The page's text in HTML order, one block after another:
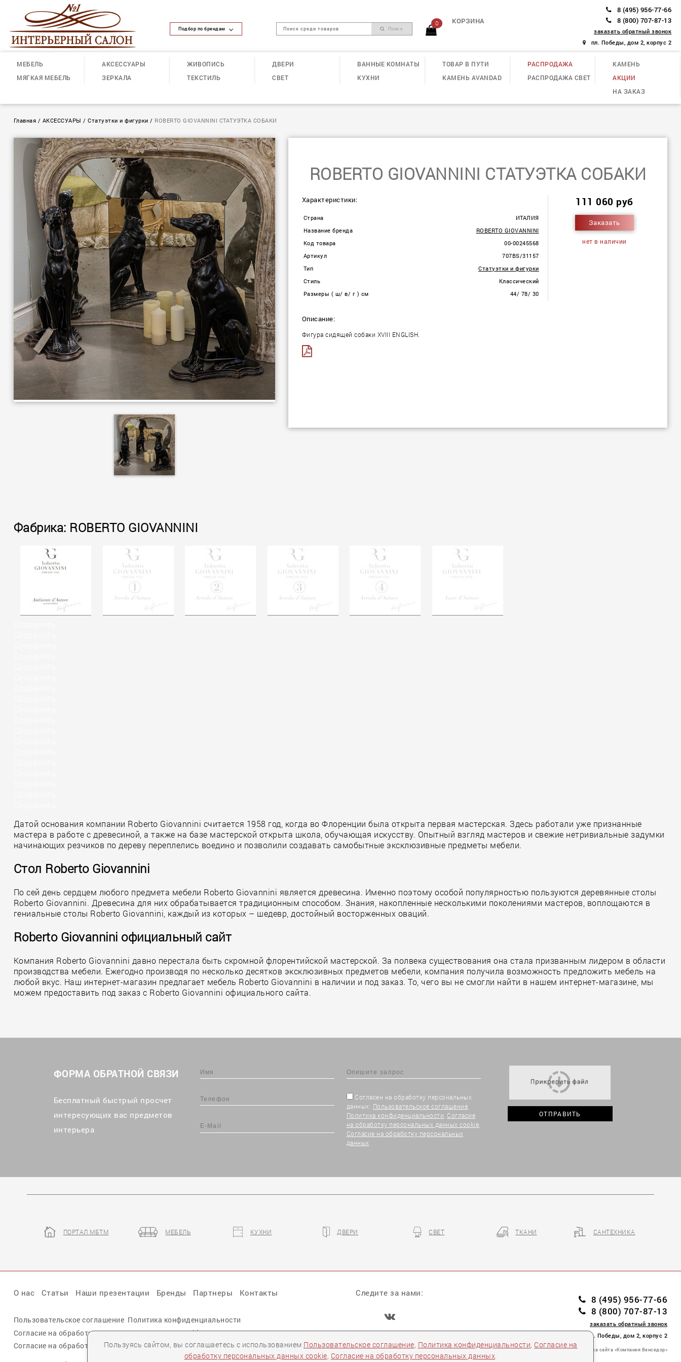
Подбор по брендам Поиск
0 КОРЗИНА
8 (495) 956-77-66
8 (800) 707-87-13
заказать обратный звонок
пл. Победы, дом 2, корпус 2
МЕБЕЛЬ
МЯГКАЯ МЕБЕЛЬ
АКСЕССУАРЫ
ЗЕРКАЛА
ЖИВОПИСЬ
ТЕКСТИЛЬ
ДВЕРИ
СВЕТ
ВАННЫЕ КОМНАТЫ
КУХНИ
ТОВАР В ПУТИ
КАМЕНЬ AVANDAD
РАСПРОДАЖА
РАСПРОДАЖА СВЕТ
КАМЕНЬ
АКЦИИ
НА ЗАКАЗ
Главная / АКСЕССУАРЫ /Статуэтки и фигурки / ROBERTO GIOVANNINI СТАТУЭТКА СОБАКИ
ROBERTO GIOVANNINI СТАТУЭТКА СОБАКИ
Характеристики:
Страна
ИТАЛИЯ
Название бренда
ROBERTO GIOVANNINI
Код товара
00-00245568
Артикул
707BS/31157
Тип
Статуэтки и фигурки
Стиль
Классический
Размеры ( ш/ в/ г ) см
44/ 78/ 30
111 060 руб
Заказать
нет в наличии
Описание:
Фигура сидящей собаки XVIII ENGLISH.
Фабрика: ROBERTO GIOVANNINI
Датой основания компании Roberto Giovannini считается 1958 год, когда во Флоренции была открыта первая мастерская. Здесь работали уже признанные
мастера в работе с древесиной, а также на базе мастерской открыта школа, обучающая искусству. Опытный взгляд мастеров и свежие нетривиальные задумки
начинающих резчиков по дереву переплелись воедино и позволили создавать самобытные эксклюзивные предметы мебели.
Стол Roberto Giovannini
По сей день сердцем любого предмета мебели Roberto Giovannini является древесина. Именно поэтому особой популярностью пользуются деревянные столы
Roberto Giovannini. Древесина для них обрабатывается традиционным способом. Знания, накопленные несколькими поколениями мастеров, воплощаются в
гениальные столы Roberto Giovannini, каждый из которых – шедевр, достойный восторженных оваций.
Roberto Giovannini официальный сайт
Компания Roberto Giovannini давно перестала быть скромной флорентийской мастерской. За полвека существования она стала призванным лидером в области
производства мебели. Ежегодно производя по несколько десятков эксклюзивных предметов мебели, компания получила возможность предложить мебель на
любой вкус. Наш интернет-магазин предлагает мебель Roberto Giovannini в наличии и под заказ. То, чего вы не смогли найти в нашем интернет-магазине, мы
можем предоставить под заказ с Roberto Giovannini официального сайта.
ФОРМА ОБРАТНОЙ СВЯЗИ
Бесплатный быстрый просчет
интересующих вас предметов
интерьера
Согласен на обработку персональных
данных: Пользовательское соглашение
Политика конфиденциальности Согласие
на обработку персональных данных cookie
Согласие на обработку персональных
данных
Пользуясь сайтом, вы соглашаетесь с использованием Пользовательское соглашение, Политика конфиденциальности, Согласие на
обработку персональных данных cookie, Согласие на обработку персональных данных.
ПОРТАЛ МБТМ МЕБЕЛЬ КУХНИ ДВЕРИ СВЕТ ТКАНИ САНТЕХНИКА
О нас Статьи Наши презентации Бренды Партнеры Контакты
Пользовательское соглашение Политика конфиденциальности
Согласие на обработку персональных данных cookie
Согласие на обработку персональных данных
Следите за нами:
8 (495) 956-77-66
8 (800) 707-87-13
заказать обратный звонок
пл. Победы, дом 2, корпус 2
Разработка сайта «Компания Венседор»